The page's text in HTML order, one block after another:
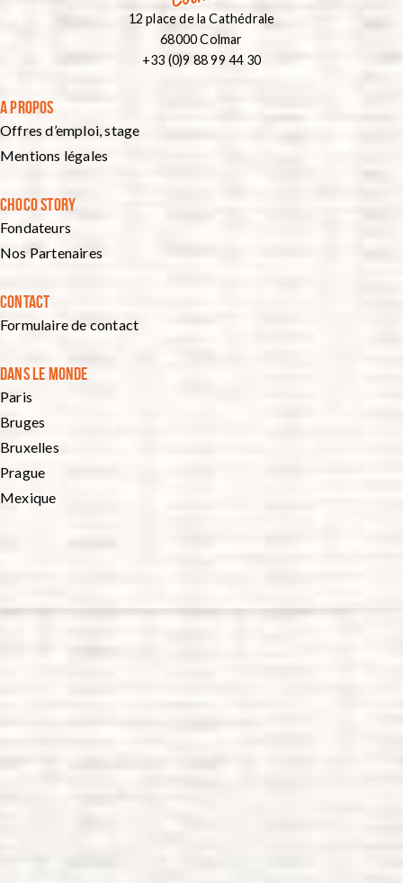
12 place de la Cathédrale
68000 Colmar
+33 (0)9 88 99 44 30
A PROPOS
Offres d’emploi, stage
Mentions légales
CHOCO STORY
Fondateurs
Nos Partenaires
CONTACT
Formulaire de contact
DANS LE MONDE
Paris
Bruges
Bruxelles
Prague
Mexique